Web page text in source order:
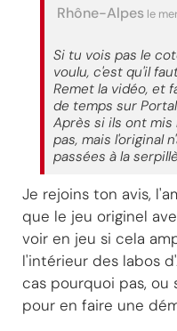
Rhône-Alpes le
Si tu vois pas le
voulu, c'est qu'il
Remet la vidéo, et
de temps sur
Après si ils ont
pas, mais l'original
passées à la
Je rejoins ton avis,
que le jeu originel
voir en jeu si cela
l'intérieur des labos
cas pourquoi pas, ou
pour en faire une